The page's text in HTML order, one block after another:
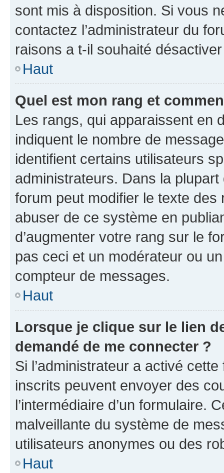
sont mis à disposition. Si vous
contactez l’administrateur du
raisons a t-il souhaité
Haut
Quel est mon rang et
Les rangs, qui apparaissent en
indiquent le nombre de
identifient certains utilisateurs
administrateurs. Dans la
forum peut modifier le texte
abuser de ce système en
d’augmenter votre rang sur le
pas ceci et un modérateur ou
compteur de messages.
Haut
Lorsque je clique sur le lien
demandé de me connecter ?
Si l’administrateur a activé
inscrits peuvent envoyer des
l’intermédiaire d’un formulaire.
malveillante du système de
utilisateurs anonymes ou des
Haut